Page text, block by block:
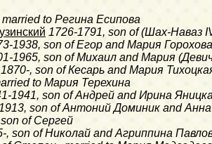
married to Регина Есипова
1726-1791, son of (Шах-Наваз
1938, son of Егор and Мария
1965, son of Михаил and Мария
1870-, son of Кесарь and Мария
to Мария Терехина
1941, son of Андрей and Ирина
, son of Антоний Доминик and
son of Сергей
, son of Николай and Агриппина